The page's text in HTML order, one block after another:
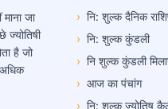
जा
ज्योतिषी
है जो
› नि: शुल्क दैनिक
› नि: शुल्क कुंडली
› नि शुल्क कुंडली
› आज का पंचांग
› नि: शुल्क ज्योतिष